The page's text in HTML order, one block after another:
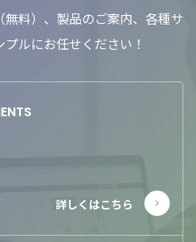
料）、製品のご案内、各種サ
ルにお任せください！